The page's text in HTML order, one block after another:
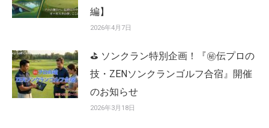
編】
2026年4月7日
⛳ ソンクラン特別企画！『㊙️伝プロの
技・ZENソンクランゴルフ合宿』開催
のお知らせ
2026年3月18日